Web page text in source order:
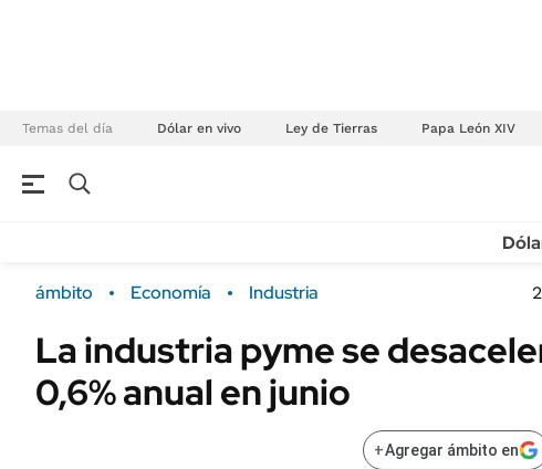
Temas del día Dólar en vivo Ley de Tierras Papa León XIV
Campo
FINANZAS
Sustentabilidad
Seguros
POLÍTICA
ámbito Economía Industria
La industria pyme se
0,6% anual en junio
+Agregar ámbito en